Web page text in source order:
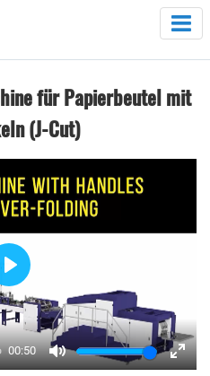
für Papierbeutel mit
(J-Cut)
00:50
Mute
Enter
Play